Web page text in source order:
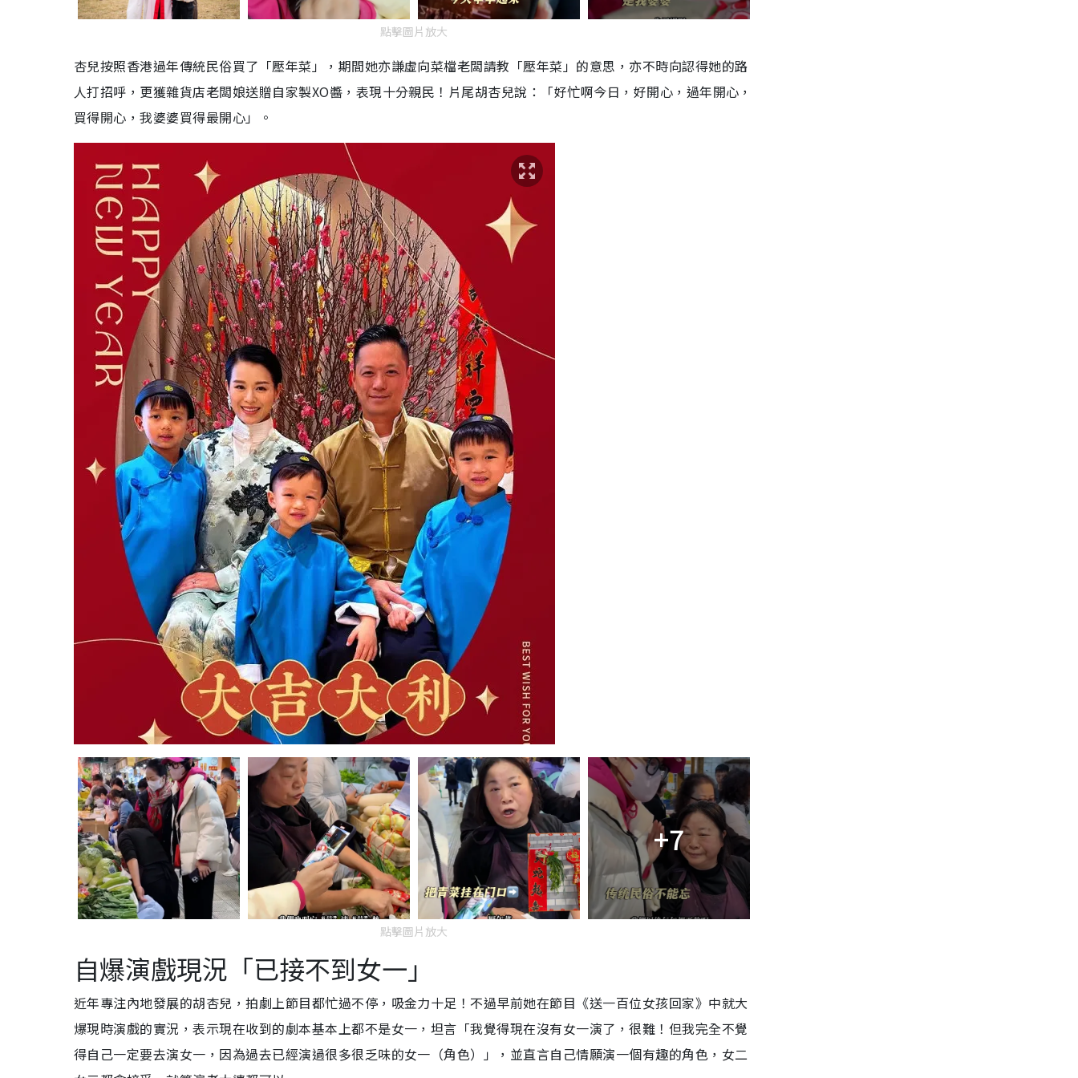
點擊圖片放大
杏兒按照香港過年傳統民俗買了「壓年菜」，期間她亦謙虛向菜檔老闆請教「壓年菜」的意思，亦不時向認得她的路
人打招呼，更獲雜貨店老闆娘送贈自家製XO醬，表現十分親民！片尾胡杏兒說：「好忙啊今日，好開心，過年開心，
買得開心，我婆婆買得最開心」。
+7
點擊圖片放大
自爆演戲現況「已接不到女一」
近年專注內地發展的胡杏兒，拍劇上節目都忙過不停，吸金力十足！不過早前她在節目《送一百位女孩回家》中就大
爆現時演戲的實況，表示現在收到的劇本基本上都不是女一，坦言「我覺得現在沒有女一演了，很難！但我完全不覺
得自己一定要去演女一，因為過去已經演過很多很乏味的女一（角色）」，並直言自己情願演一個有趣的角色，女二